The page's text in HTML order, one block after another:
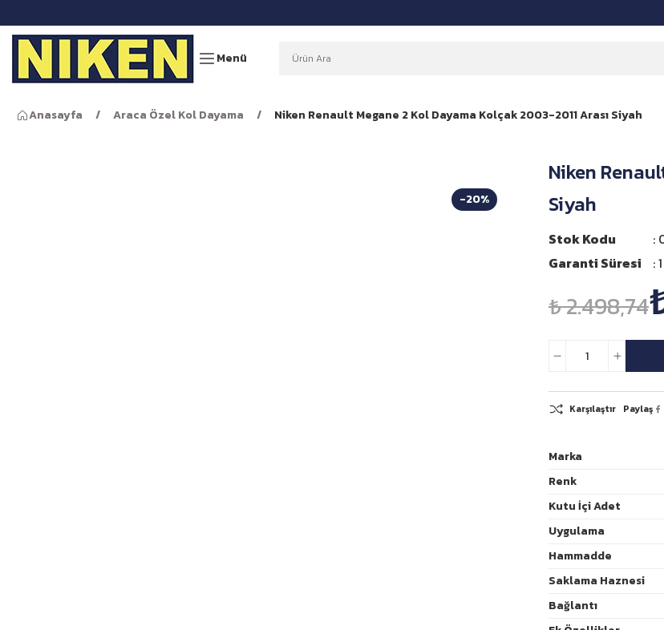
Menü
Anasayfa Araca Özel Kol Dayama Niken Renault Megane 2 Kol Dayama Kolçak 2003-2011 Arası Siyah
-20%
Niken
Siyah
Stok Kodu
Garanti Süresi
₺ 2.498,74
Marka
Renk
Kutu İçi Adet
Uygulama
Hammadde
Saklama Haznesi
Bağlantı